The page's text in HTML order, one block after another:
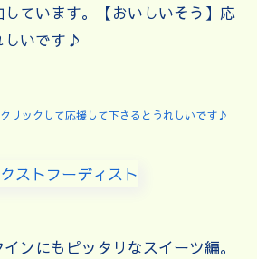
ています。【おいしいそう】応
しいです♪
リックして応援して下さるとうれしいです♪
ンにもピッタリなスイーツ編。